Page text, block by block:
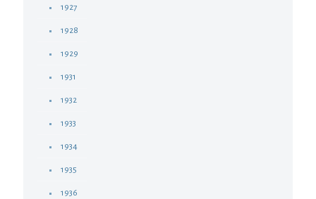
1927
1928
1929
1931
1932
1933
1934
1935
1936